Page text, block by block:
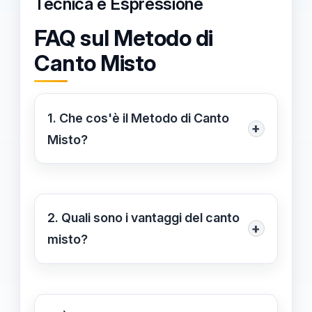
FAQ sul Metodo di
Canto Misto
1. Che cos'è il Metodo di Canto
Misto?
+
Il Metodo di Canto Misto è un
formazione vocale che combina il
registro di petto e il registro di testa,
2. Quali sono i vantaggi del canto
misto?
+
Il canto misto offre maggior